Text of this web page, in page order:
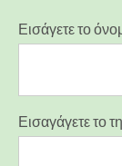
Εισάγετε το
Εισαγάγετε το